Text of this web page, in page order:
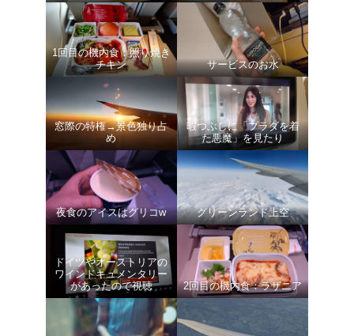
1回目の機内食：照り焼き
チキン
サービスのお水
窓際の特権→景色独り占
め
暇つぶしに「プラダを着
た悪魔」を見たり
夜食のアイスはグリコw グリーンランド上空
ドイツやオーストリアの
ワインドキュメンタリー
があったので視聴
2回目の機内食：ラザニア